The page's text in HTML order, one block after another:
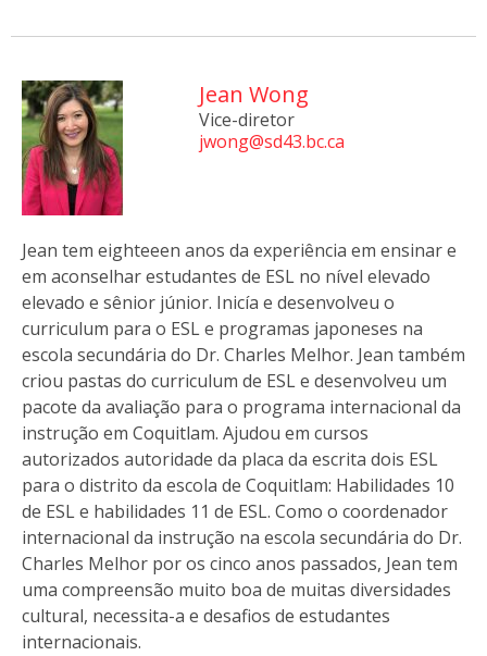
Jean Wong
Vice-diretor
jwong@sd43.bc.ca
Jean tem eighteeen anos da experiência em ensinar e
em aconselhar estudantes de ESL no nível elevado
elevado e sênior júnior. Inicía e desenvolveu o
curriculum para o ESL e programas japoneses na
escola secundária do Dr. Charles Melhor. Jean também
criou pastas do curriculum de ESL e desenvolveu um
pacote da avaliação para o programa internacional da
instrução em Coquitlam. Ajudou em cursos
autorizados autoridade da placa da escrita dois ESL
para o distrito da escola de Coquitlam: Habilidades 10
de ESL e habilidades 11 de ESL. Como o coordenador
internacional da instrução na escola secundária do Dr.
Charles Melhor por os cinco anos passados, Jean tem
uma compreensão muito boa de muitas diversidades
cultural, necessita-a e desafios de estudantes
internacionais.